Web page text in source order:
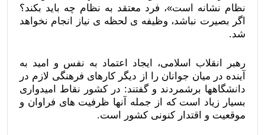
نظام نشانه است»، فرد معتقد به نظام چه باید بکند؟
اگر بصیرت نباشد، وظیفه ی لحظه ی نیاز انجام نخواهد
شد.
رهبر انقلاب اسلامی، ایجاد اعتماد به نفس و امید به
آینده در میان جوانان را از دیگر کارهای فرهنگی لازم در
دانشگاهها برشمردند و گفتند: در کشور نقاط امیدواری
بسیار زیاد است که از جمله آنها ظرفیت های فراوان و
موقعیت و اقتدار کنونی کشور است.